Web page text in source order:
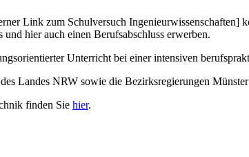
Link zum Schulversuch
hier auch einen Berufsabschluss erwerben.
Unterricht bei einer intensiven
Landes NRW sowie die Bezirksregierungen Münster
finden Sie hier.